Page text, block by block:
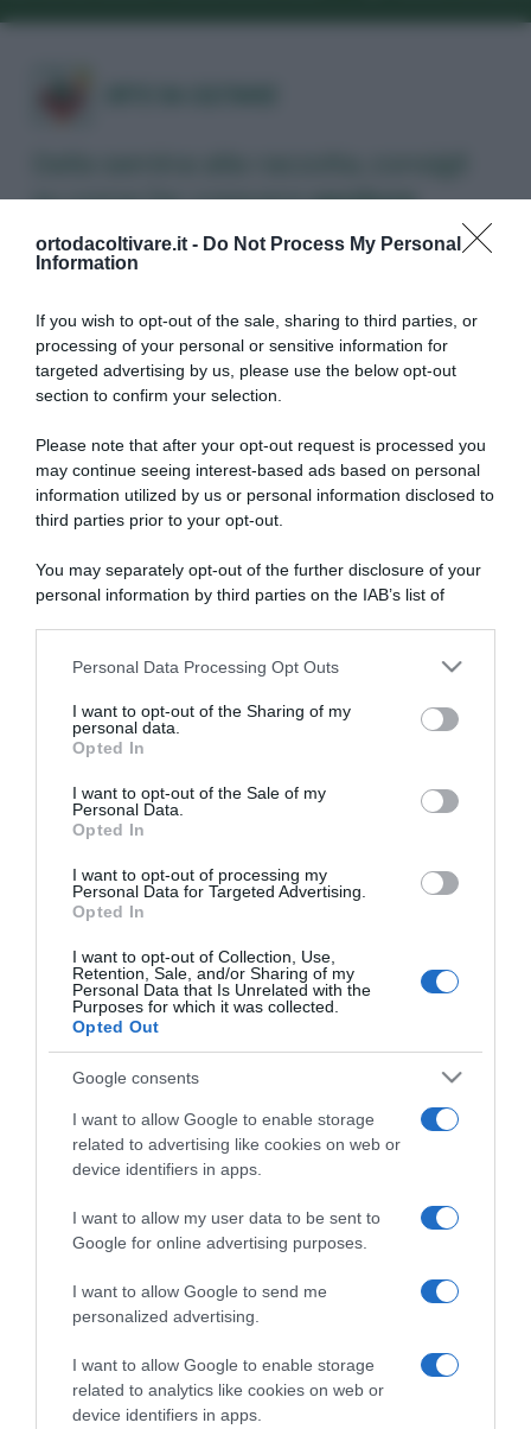
ortodacoltivare.it - Do Not Process My Personal
Information
If you wish to opt-out of the sale, sharing to third parties, or
processing of your personal or sensitive information for
targeted advertising by us, please use the below opt-out
section to confirm your selection.
Please note that after your opt-out request is processed you
may continue seeing interest-based ads based on personal
information utilized by us or personal information disclosed to
third parties prior to your opt-out.
You may separately opt-out of the further disclosure of your
personal information by third parties on the IAB’s list of
This information may also be disclosed by us to third parties
disclose it to other third parties.
Please note that this website/app uses one or more Google
services and may gather and store information including but
not limited to your visit or usage behaviour. You may click to
grant or deny consent to Google and its third-party tags to
consent section.
Personal Data Processing Opt Outs
I want to opt-out of the Sharing of my
personal data.
Opted In
I want to opt-out of the Sale of my
Personal Data.
Opted In
I want to opt-out of processing my
Personal Data for Targeted Advertising.
Opted In
I want to opt-out of Collection, Use,
Retention, Sale, and/or Sharing of my
Personal Data that Is Unrelated with the
Purposes for which it was collected.
Opted Out
Google consents
I want to allow Google to enable storage
related to advertising like cookies on web or
device identifiers in apps.
I want to allow my user data to be sent to
Google for online advertising purposes.
I want to allow Google to send me
personalized advertising.
I want to allow Google to enable storage
related to analytics like cookies on web or
device identifiers in apps.
su come far crescereverdure
biologiche.
Autori
Attrezzi
Libri e Corsi
Glossario
Trasparenza
Mappa del sito
Cos’è Orto Da Coltivare
Chi è Matteo Cereda
SEGUICI SUI SOCIAL TORNA SU
Un anno nell’orto
coltivazioni.
Matteo Cereda
Orto Da Coltivare è il blog di riferimento per chiunque abbia
voglia di coltivare il proprio orto in modo naturale e
biologico. I nostri contenuti sono stati scritti per tutti i “livelli”
di esperienza: esperti di orticoltura biologica, giardinieri
amatoriali, permacultori e agricoltori sostenibili, a chi si
avvicina per la prima volta all’autoproduzione alimentare e
di tecniche di coltivazione, difesa biologica, varietà orticole,
agricoltura rigenerativa e tutto ciò che riguarda l’orto
biodiversità agraria e pratiche di agricoltura sostenibile,
tutto fatto con guide pratiche per chi vuole sviluppare il
proprio orto rispettando l’ambiente. Buon orto!